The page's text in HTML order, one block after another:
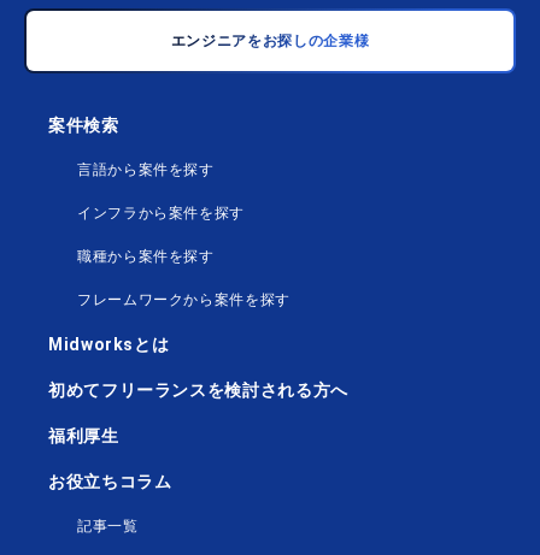
エンジニアをお探しの企業様
案件検索
言語から案件を探す
インフラから案件を探す
職種から案件を探す
フレームワークから案件を探す
Midworksとは
初めてフリーランスを検討される方へ
福利厚生
お役立ちコラム
記事一覧